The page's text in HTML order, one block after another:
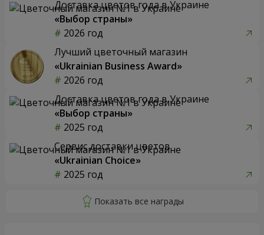
Доставка цветов года в Украине
«Выбор страны»
2026 год
Лучший цветочный магазин
«Ukrainian Business Award»
2026 год
Доставка цветов года в Украине
«Выбор страны»
2025 год
Сервис доставки цветов
«Ukrainian Choice»
2025 год